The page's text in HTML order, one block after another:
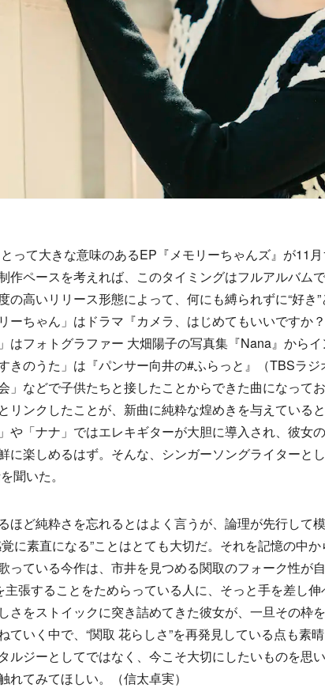
って大きな意味のあるEP『メモリーちゃんズ』が11
作ペースを考えれば、このタイミングはフルアルバム
の高いリリース形態によって、何にも縛られずに“好き
ーちゃん」はドラマ『カメラ、はじめてもいいですか
はフォトグラファー 大畑陽子の写真集『Nana』から
きのうた」は『パンサー向井の#ふらっと』（TBSラ
」などで子供たちと接したことからできた曲になって
リンクしたことが、新曲に純粋な煌めきを与えている
や「ナナ」ではエレキギターが大胆に導入され、彼女
に楽しめるはず。そんな、シンガーソングライターと
聞いた。
ほど純粋さを忘れるとはよく言うが、論理が先行して
に素直になる”ことはとても大切だ。それを記憶の中
っている今作は、市井を見つめる関取のフォーク性が
主張することをためらっている人に、そっと手を差し
さをストイックに突き詰めてきた彼女が、一旦その枠
ていく中で、“関取 花らしさ”を再発見している点も素
ルジーとしてではなく、今こそ大切にしたいものを思
れてみてほしい。（信太卓実）